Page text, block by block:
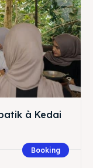
à Kedai
Booking